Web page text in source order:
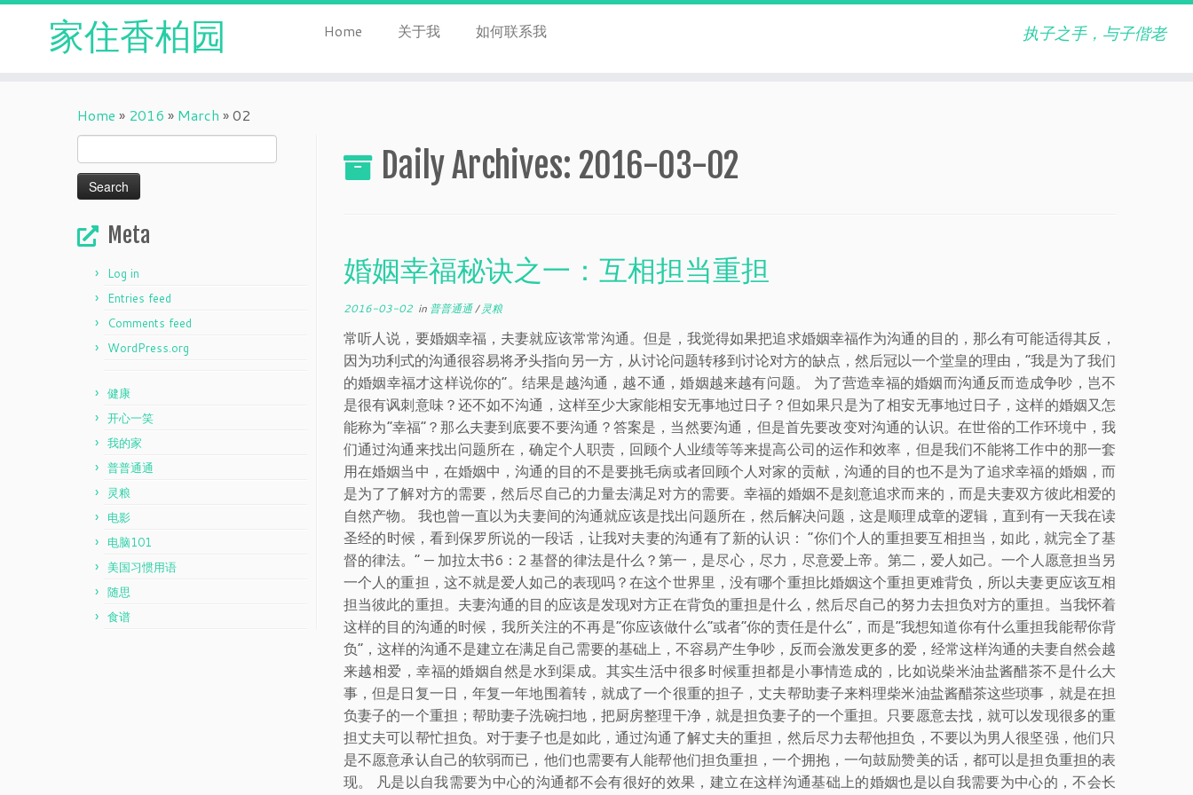
家住香柏园 执子之手，与子偕老
Home 关于我 如何联系我
Home » 2016 » March »02
for:
Meta
Log in
Entries feed
Comments feed
WordPress.org
健康
开心一笑
我的家
普普通通
灵粮
电影
电脑101
美国习惯用语
随思
食谱
Daily Archives: 2016-03-02
婚姻幸福秘诀之一：互相担当重担
2016-03-02 in 普普通通/灵粮
常听人说，要婚姻幸福，夫妻就应该常常沟通。但是，我觉得如果把追求婚姻幸福作为沟通的目的，那么有可能适得其反，
因为功利式的沟通很容易将矛头指向另一方，从讨论问题转移到讨论对方的缺点，然后冠以一个堂皇的理由，“我是为了我们
的婚姻幸福才这样说你的”。结果是越沟通，越不通，婚姻越来越有问题。 为了营造幸福的婚姻而沟通反而造成争吵，岂不
是很有讽刺意味？还不如不沟通，这样至少大家能相安无事地过日子？但如果只是为了相安无事地过日子，这样的婚姻又怎
能称为“幸福”？那么夫妻到底要不要沟通？答案是，当然要沟通，但是首先要改变对沟通的认识。在世俗的工作环境中，我
们通过沟通来找出问题所在，确定个人职责，回顾个人业绩等等来提高公司的运作和效率，但是我们不能将工作中的那一套
用在婚姻当中，在婚姻中，沟通的目的不是要挑毛病或者回顾个人对家的贡献，沟通的目的也不是为了追求幸福的婚姻，而
是为了了解对方的需要，然后尽自己的力量去满足对方的需要。幸福的婚姻不是刻意追求而来的，而是夫妻双方彼此相爱的
自然产物。 我也曾一直以为夫妻间的沟通就应该是找出问题所在，然后解决问题，这是顺理成章的逻辑，直到有一天我在读
圣经的时候，看到保罗所说的一段话，让我对夫妻的沟通有了新的认识： “你们个人的重担要互相担当，如此，就完全了基
督的律法。” — 加拉太书6：2 基督的律法是什么？第一，是尽心，尽力，尽意爱上帝。第二，爱人如己。一个人愿意担当另
一个人的重担，这不就是爱人如己的表现吗？在这个世界里，没有哪个重担比婚姻这个重担更难背负，所以夫妻更应该互相
担当彼此的重担。夫妻沟通的目的应该是发现对方正在背负的重担是什么，然后尽自己的努力去担负对方的重担。当我怀着
这样的目的沟通的时候，我所关注的不再是“你应该做什么”或者“你的责任是什么”，而是“我想知道你有什么重担我能帮你背
负”，这样的沟通不是建立在满足自己需要的基础上，不容易产生争吵，反而会激发更多的爱，经常这样沟通的夫妻自然会越
来越相爱，幸福的婚姻自然是水到渠成。其实生活中很多时候重担都是小事情造成的，比如说柴米油盐酱醋茶不是什么大
事，但是日复一日，年复一年地围着转，就成了一个很重的担子，丈夫帮助妻子来料理柴米油盐酱醋茶这些琐事，就是在担
负妻子的一个重担；帮助妻子洗碗扫地，把厨房整理干净，就是担负妻子的一个重担。只要愿意去找，就可以发现很多的重
担丈夫可以帮忙担负。对于妻子也是如此，通过沟通了解丈夫的重担，然后尽力去帮他担负，不要以为男人很坚强，他们只
是不愿意承认自己的软弱而已，他们也需要有人能帮他们担负重担，一个拥抱，一句鼓励赞美的话，都可以是担负重担的表
现。 凡是以自我需要为中心的沟通都不会有很好的效果，建立在这样沟通基础上的婚姻也是以自我需要为中心的，不会长